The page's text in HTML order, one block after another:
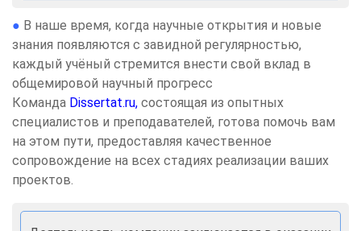
● В наше время, когда научные открытия и новые
знания появляются с завидной регулярностью,
каждый учёный стремится внести свой вклад в
общемировой научный прогресс
Команда Dissertat.ru, состоящая из опытных
специалистов и преподавателей, готова помочь вам
на этом пути, предоставляя качественное
сопровождение на всех стадиях реализации ваших
проектов.